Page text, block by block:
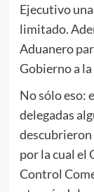
Ejecutivo
limitado.
Aduanero
Gobierno a
No sólo eso:
delegadas
por la cual el
Control